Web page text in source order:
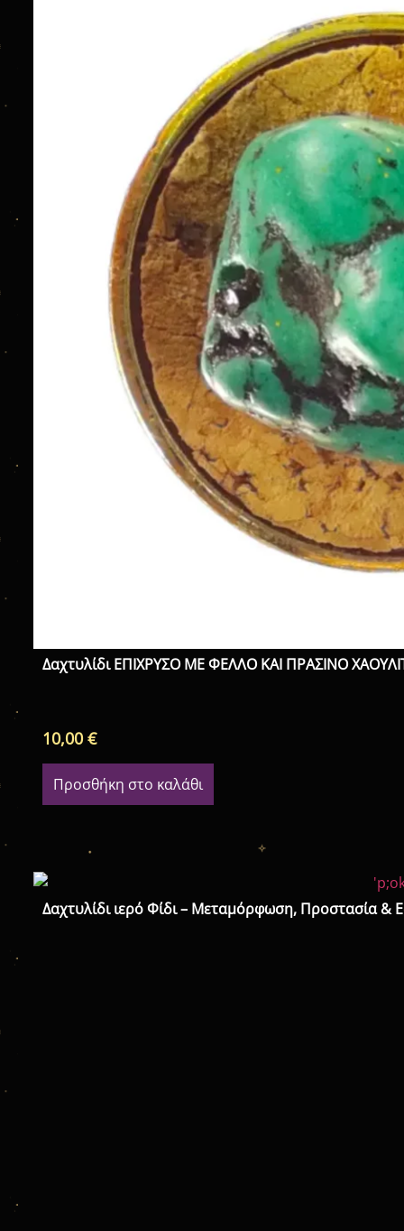
Δαχτυλίδι ΕΠΙΧΡΥΣΟ ΜΕ ΦΕΛΛΟ ΚΑΙ ΠΡΑΣΙΝΟ
10,00€
Προσθήκη στο καλάθι
Δαχτυλίδι ιερό Φίδι – Μεταμόρφωση, Προστασία &